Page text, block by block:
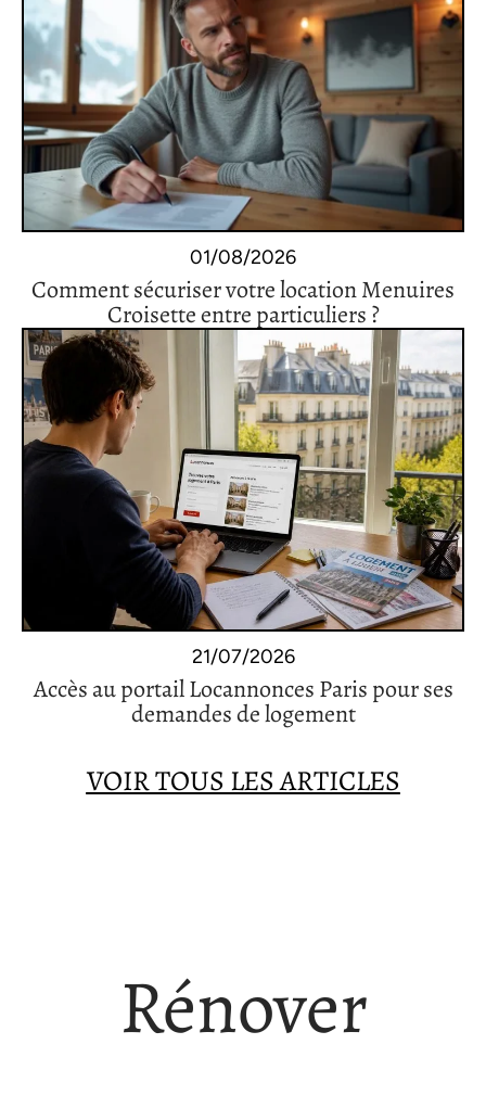
01/08/2026
Comment sécuriser votre location Menuires
Croisette entre particuliers ?
21/07/2026
Accès au portail Locannonces Paris pour ses
demandes de logement
VOIR TOUS LES ARTICLES
Rénover